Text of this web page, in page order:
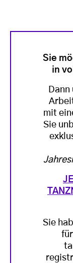
Sie
in
mit
Sie
Sie